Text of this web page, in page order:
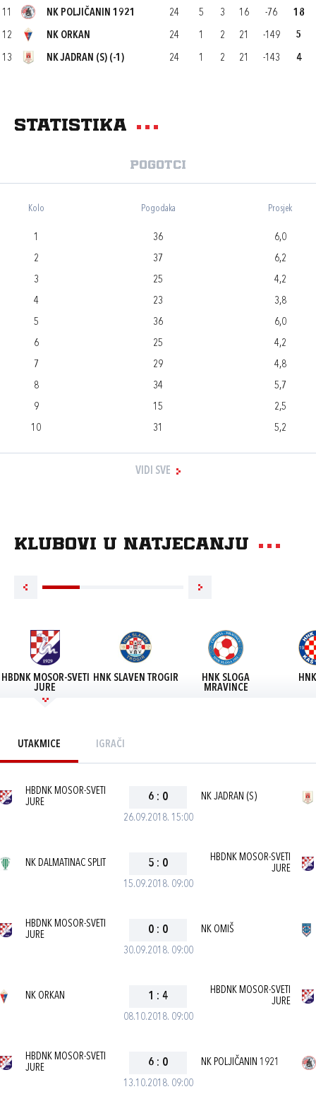
11 NK POLJIČANIN 1921 24 5 3 16 -76 18
12 NK ORKAN 24 1 2 21 -149 5
13 NK JADRAN (S) (-1) 24 1 2 21 -143 4
Statistika
Pogotci
Kolo Pogodaka Prosjek
1 36
6,0
2
37
6,2
3
25
4,2
4
23
3,8
5
36
6,0
6
25
4,2
7
29
4,8
8
34
5,7
9
15
2,5
10
31 5,2
VIDI SVE
Klubovi u natjecanju
HBDNK MOSOR-SVETI
JURE
HNK SLAVEN TROGIR
HNK SLOGA
MRAVINCE
UTAKMICE IGRAČI
26.09.2018. 15:00
HBDNK MOSOR-SVETI
JURE
6 : 0 NK JADRAN (S)
15.09.2018. 09:00
NK DALMATINAC SPLIT 5 : 0
HBDNK MOSOR-SVETI
JURE
30.09.2018. 09:00
HBDNK MOSOR-SVETI
JURE
0 : 0 NK OMIŠ
08.10.2018. 09:00
NK ORKAN 1 : 4
HBDNK MOSOR-SVETI
JURE
13.10.2018. 09:00
HBDNK MOSOR-SVETI
JURE
6 : 0 NK POLJIČANIN 1921